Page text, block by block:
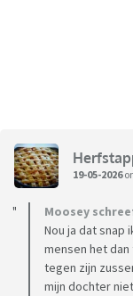
19-05-2026
Moosey
Nou ja dat snap
mensen het dan
tegen zijn
mijn dochter